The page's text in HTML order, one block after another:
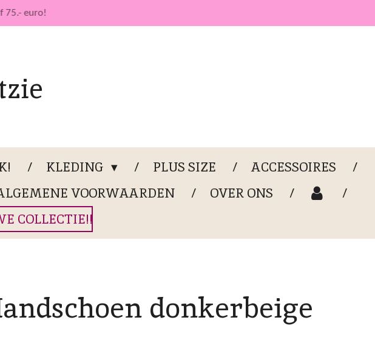
75.- euro!
KLEDING PLUS SIZE
ACCESSOIRES
VOORWAARDEN
OVER ONS
COLLECTIE!!
donkerbeige